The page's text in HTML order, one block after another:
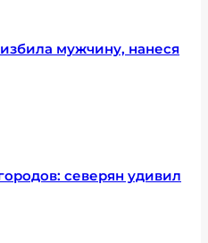
мужчину, нанеся
северян удивил